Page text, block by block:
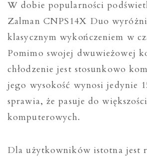
W dobie popularności
Zalman CNPS14X Duo
klasycznym wykończeniem w
Pomimo swojej dwuwieżowej
chłodzenie jest stosunkowo
jego wysokość wynosi jedynie
sprawia, że pasuje do
komputerowych.
Dla użytkowników istotna jest